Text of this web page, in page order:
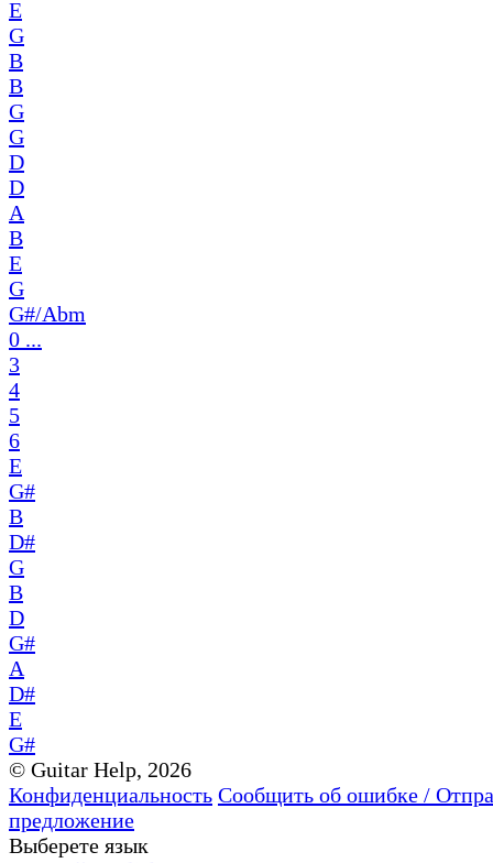
E
G
B
B
G
G
D
D
A
B
E
G
G#/Abm
0 ...
3
4
5
6
E
G#
B
D#
G
B
D
G#
A
D#
E
G#
© Guitar Help, 2026
Конфиденциальность Сообщить об ошибке /
предложение
Выберете язык